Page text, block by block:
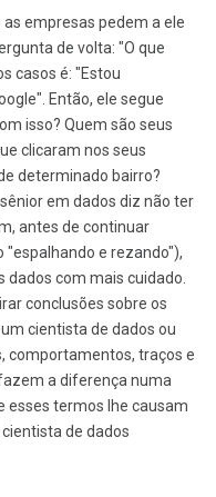
empresas pedem a ele
de volta: "O que
casos é: "Estou
Então, ele segue
isso? Quem são seus
clicaram nos seus
determinado bairro?
em dados diz não ter
antes de continuar
e rezando"),
com mais cuidado.
conclusões sobre os
cientista de dados ou
comportamentos, traços e
a diferença numa
esses termos lhe causam
de dados